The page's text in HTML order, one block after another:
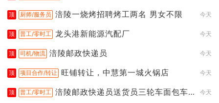
顶 厨师/服务员 涪陵一烧烤招聘烤工两名 男女不限 今天
顶 普工/零时工 龙头港新能源汽配厂 今天
顶 司机/物流 涪陵邮政快递员 今天
顶 项目合作/转让 旺铺转让，中慧第一城火锅店 今天
顶 普工/零时工 涪陵邮政快递员送货员三轮车面包车
今天